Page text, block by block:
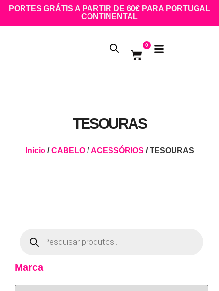
PORTES GRÁTIS A PARTIR DE 60€ PARA PORTUGAL
CONTINENTAL
0
TESOURAS
Início/CABELO/ACESSÓRIOS / TESOURAS
Marca